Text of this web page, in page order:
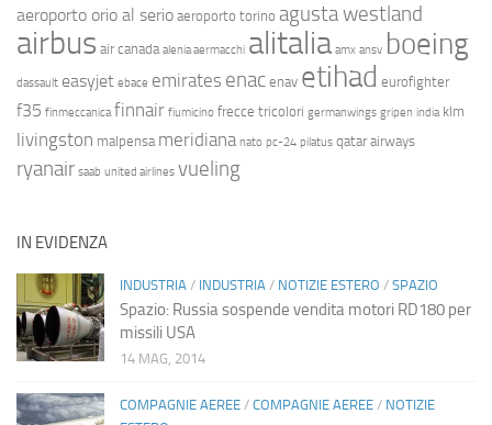
aeroporto orio al serio aeroporto torino agusta westland
airbus air canada alenia aermacchi alitalia amx ansv boeing
dassault easyjet ebace emirates enac enav etihad eurofighter
f35 finmeccanica finnair fiumicino frecce tricolori germanwings gripen india klm
livingston malpensa meridiana nato pc-24 pilatus qatar airways
ryanair saab united airlines vueling
IN EVIDENZA
INDUSTRIA / INDUSTRIA / NOTIZIE ESTERO / SPAZIO
Spazio: Russia sospende vendita motori RD180 per
missili USA
14 MAG, 2014
COMPAGNIE AEREE / COMPAGNIE AEREE / NOTIZIE